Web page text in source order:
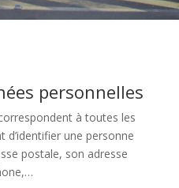
personnelles
à toutes les
une personne
postale, son adresse